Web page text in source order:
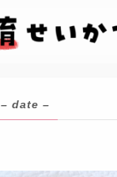
– date –